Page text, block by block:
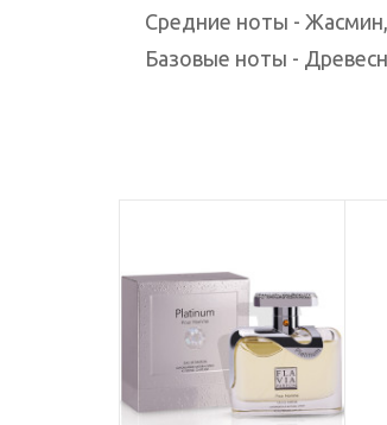
Средние ноты -
Базовые ноты -